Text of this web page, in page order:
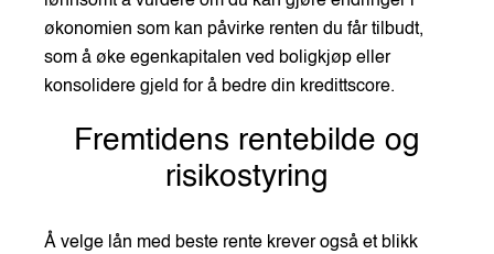
økonomien som kan påvirke renten du får tilbudt,
som å øke egenkapitalen ved boligkjøp eller
konsolidere gjeld for å bedre din kredittscore.
Fremtidens rentebilde og
risikostyring
Å velge lån med beste rente krever også et blikk